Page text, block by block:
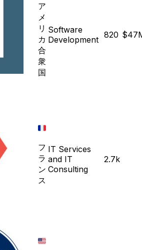
ア
メ
リ
カ
合
衆
国
Software
Development 820
フ
ラ
ン
ス
IT Services
and IT
Consulting
2.7k